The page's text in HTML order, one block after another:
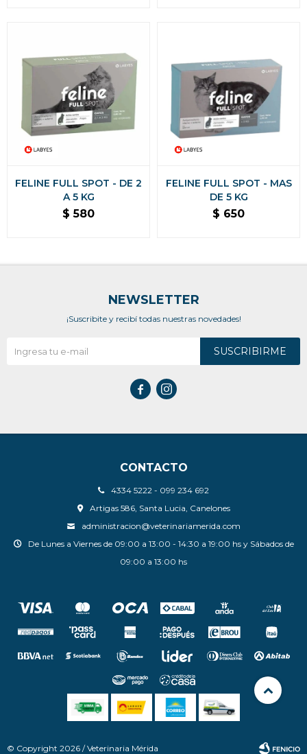
FELINE FULL SPOT - DE 2
A 5 KG
$ 580
FELINE FULL SPOT - MAS
DE 5 KG
$ 650
CONTACTO
4334 5222 - 099 234 692
Artigas 586, Santa Lucia, Canelones
administracion@veterinariamerida.com
De Lunes a Viernes de 09:00 a 13:00 - 14:30 a 19:00 hs y Sábados de
09:00 a 13:00 hs
NEWSLETTER
¡Suscribite y recibí todas nuestras novedades!
SUSCRIBIRME
 
© Copyright 2026 / Veterinaria Mérida